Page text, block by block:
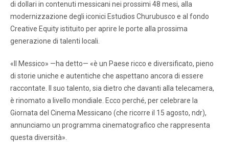
di dollari in contenuti messicani nei prossimi 48 mesi, alla
modernizzazione degli iconici Estudios Churubusco e al fondo
Creative Equity istituito per aprire le porte alla prossima
generazione di talenti locali.
«Il Messico» —ha detto— «è un Paese ricco e diversificato, pieno
di storie uniche e autentiche che aspettano ancora di essere
raccontate. Il suo talento, sia dietro che davanti alla telecamera,
è rinomato a livello mondiale. Ecco perché, per celebrare la
Giornata del Cinema Messicano (che ricorre il 15 agosto, ndr),
annunciamo un programma cinematografico che rappresenta
questa diversità».